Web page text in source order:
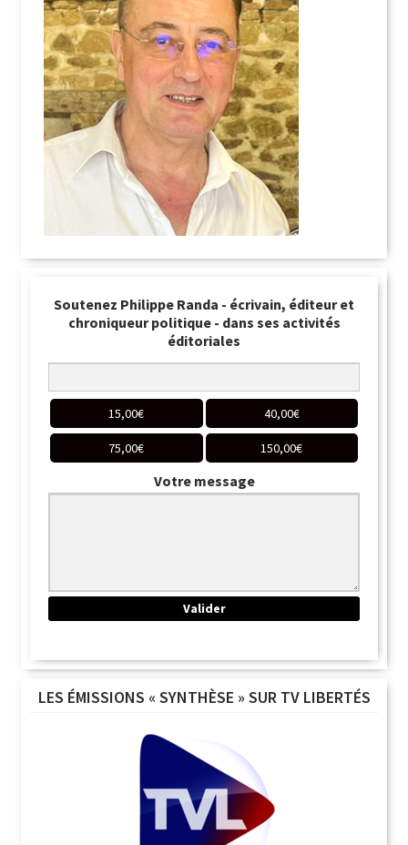
Soutenez Philippe Randa - écrivain, éditeur et
chroniqueur politique - dans ses activités
éditoriales
15,00€ 40,00€
75,00€ 150,00€
Votre message
LES ÉMISSIONS « SYNTHÈSE » SUR TV LIBERTÉS